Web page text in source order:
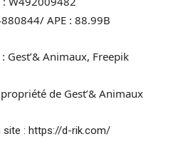
APE : 88.99B
Gest’& Animaux, Freepik
de Gest’& Animaux
site : https://d-rik.com/